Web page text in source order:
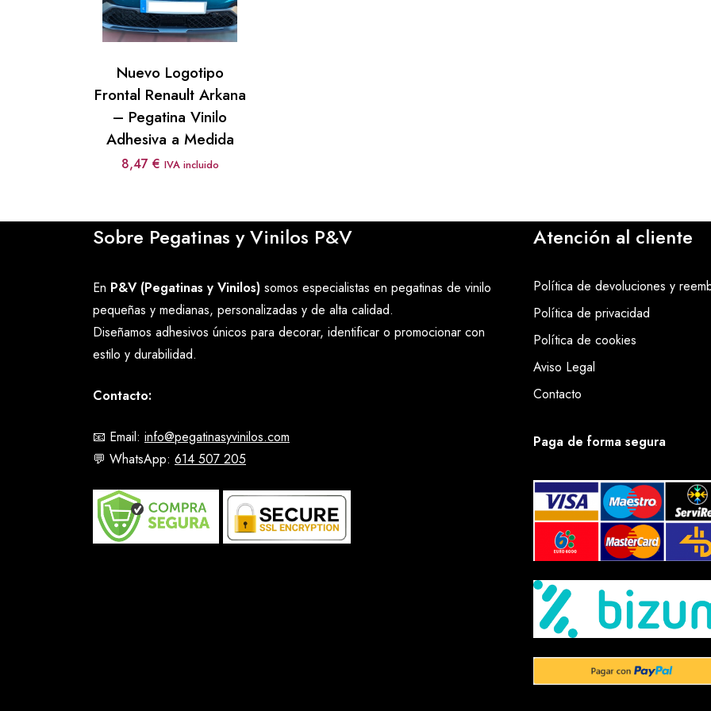
Nuevo Logotipo
Frontal Renault Arkana
– Pegatina Vinilo
Adhesiva a Medida
8,47 € IVA incluido
Sobre Pegatinas y Vinilos P&V
En P&V (Pegatinas y Vinilos) somos especialistas en pegatinas de vinilo
pequeñas y medianas, personalizadas y de alta calidad.
Diseñamos adhesivos únicos para decorar, identificar o promocionar con
estilo y durabilidad.
Contacto:
📧 Email: info@pegatinasyvinilos.com
💬 WhatsApp: 614 507 205
Atención al cliente
Política de devoluciones y
Política de privacidad
Política de cookies
Aviso Legal
Contacto
Paga de forma segura